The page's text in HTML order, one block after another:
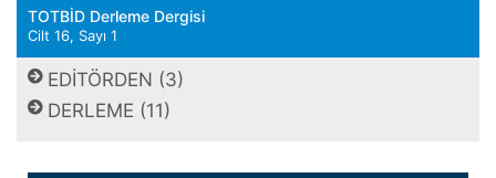
TOTBİD Derleme Dergisi
Cilt 16, Sayı 1
EDİTÖRDEN (3)
DERLEME (11)